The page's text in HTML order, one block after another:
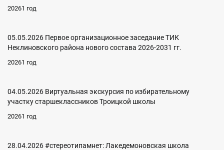
20261 год
05.05.2026 Первое организационное заседание ТИК
Неклиновского района нового состава 2026-2031 гг.
20261 год
04.05.2026 Виртуальная экскурсия по избирательному
участку старшеклассников Троицкой школы
20261 год
28.04.2026 #стереотипамнет: Лакедемоновская школа